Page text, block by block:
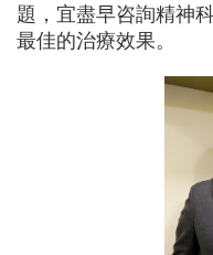
題，宜盡早咨詢精神
最佳的治療效果。